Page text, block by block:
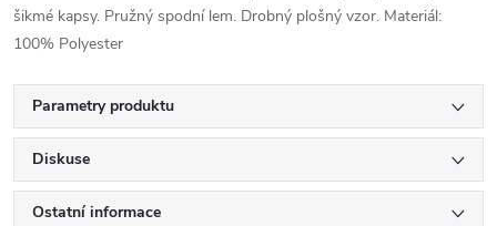
šikmé kapsy. Pružný spodní lem. Drobný plošný vzor. Materiál:
100% Polyester
Parametry produktu
Diskuse
Ostatní informace